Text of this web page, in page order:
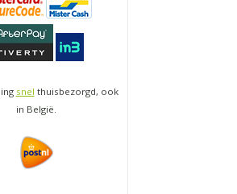
snel thuisbezorgd, ook
in België.